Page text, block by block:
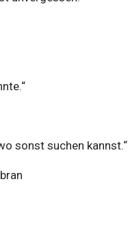
sonst suchen kannst.“